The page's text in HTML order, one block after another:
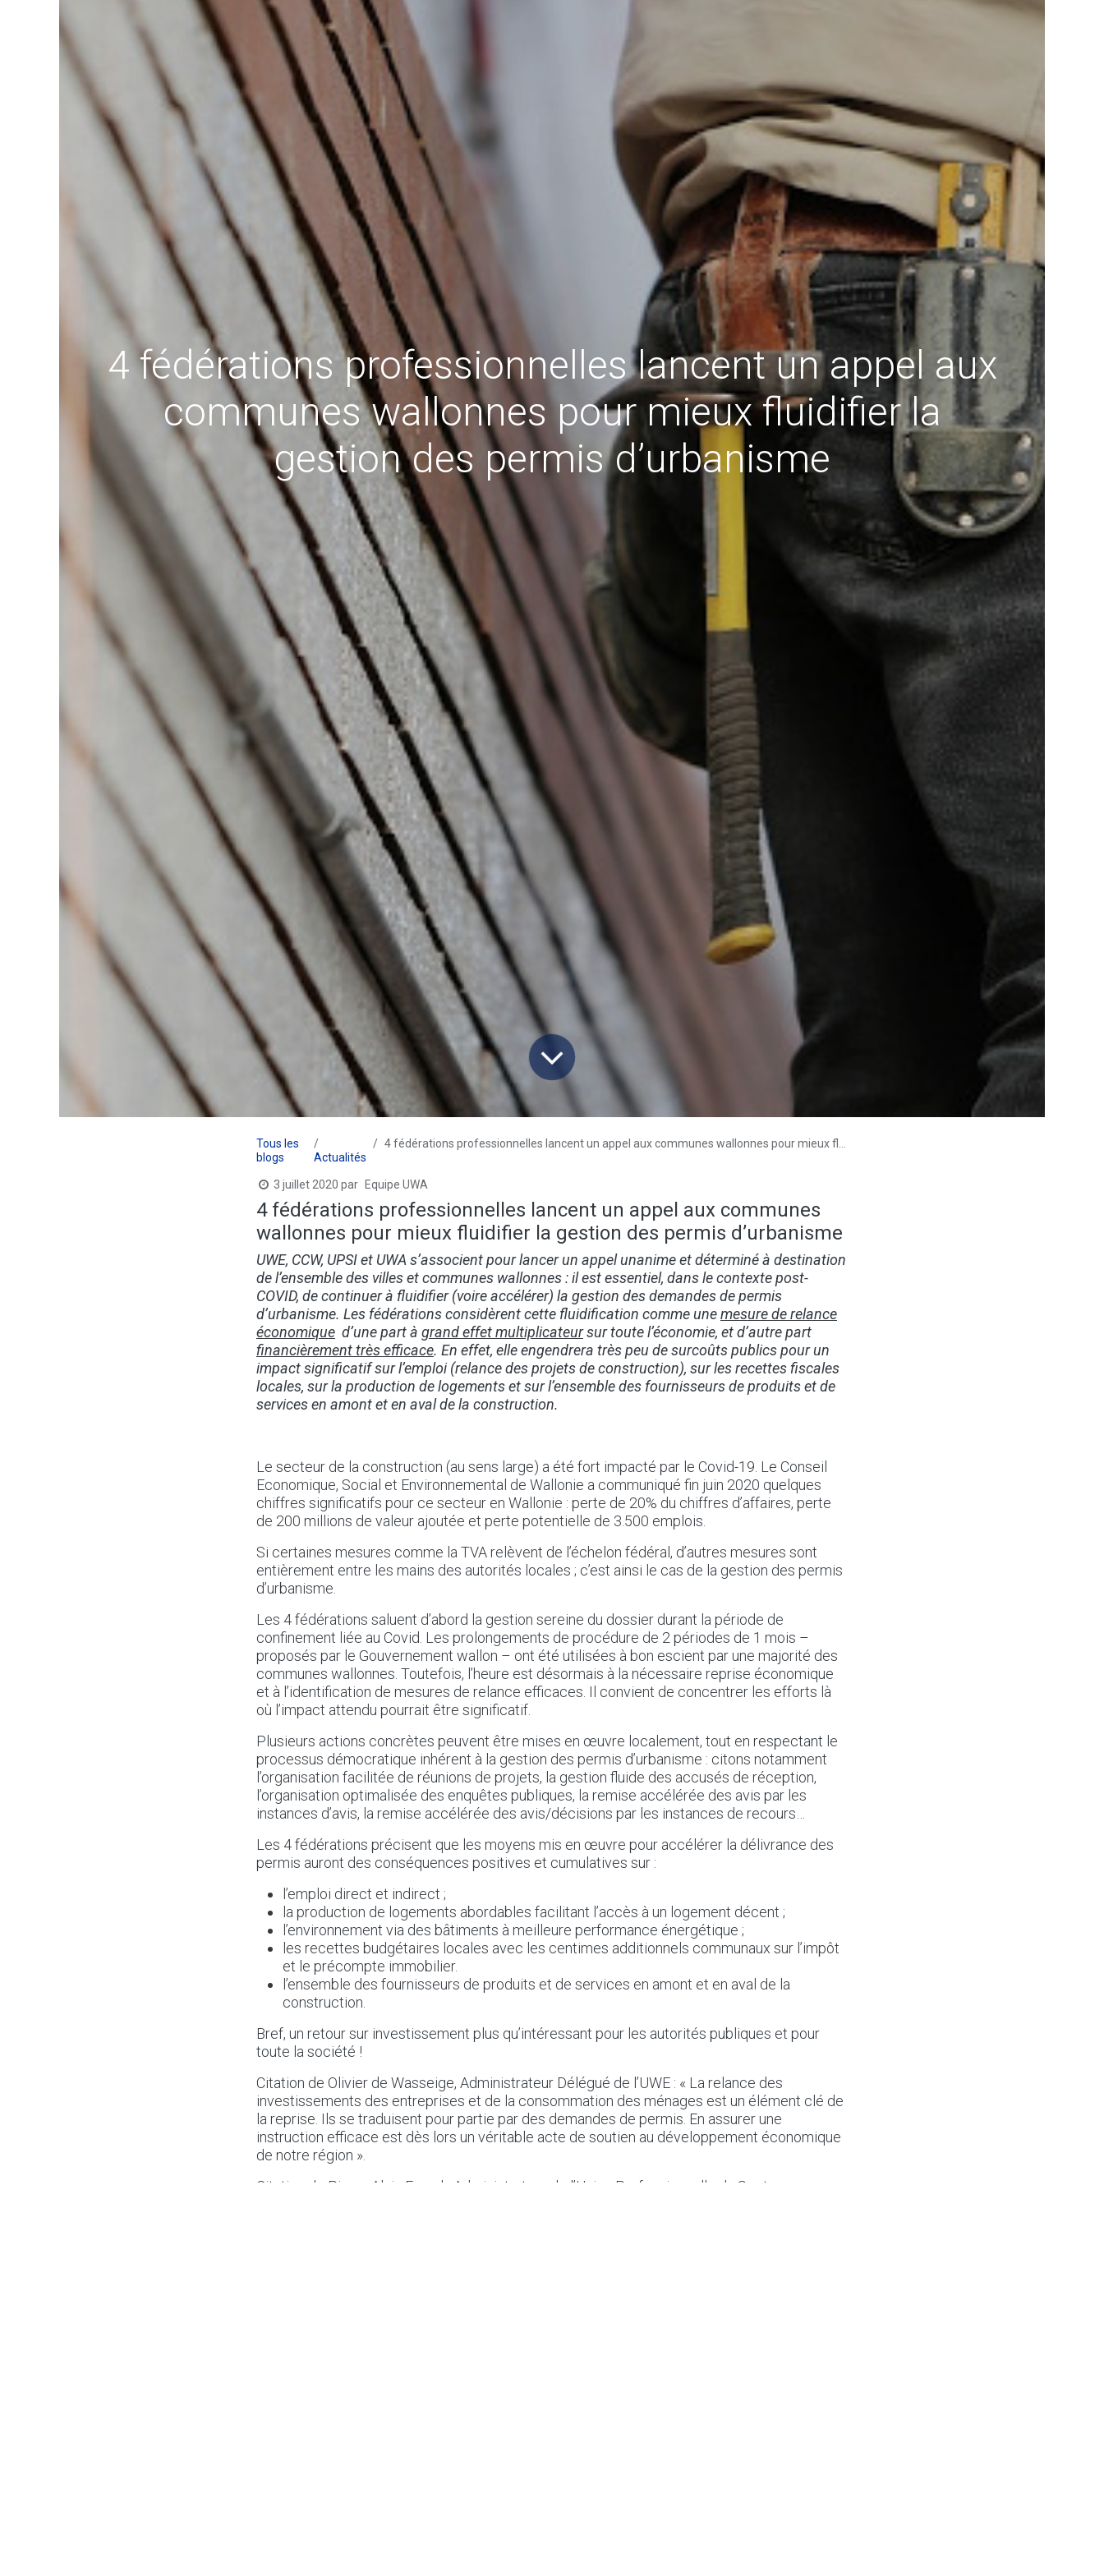
4 fédérations professionnelles lancent un appel aux
communes wallonnes pour mieux fluidifier la
gestion des permis d’urbanisme
Tous les
blogs
Actualités
4 fédérations professionnelles lancent un appel aux communes wallonnes pour mieux fluidifier la gestion des permis d’urbanisme
3 juillet 2020 par Equipe UWA
4 fédérations professionnelles lancent un appel aux communes
wallonnes pour mieux fluidifier la gestion des permis d’urbanisme
UWE, CCW, UPSI et UWA s’associent pour lancer un appel unanime et déterminé à destination
de l’ensemble des villes et communes wallonnes : il est essentiel, dans le contexte post-
COVID, de continuer à fluidifier (voire accélérer) la gestion des demandes de permis
d’urbanisme. Les fédérations considèrent cette fluidification comme unemesure de relance
économique d’une part à grand effet multiplicateursur toute l’économie, et d’autre part
financièrement très efficace. En effet, elle engendrera très peu de surcoûts publics pour un
impact significatif sur l’emploi (relance des projets de construction), sur les recettes fiscales
locales, sur la production de logements et sur l’ensemble des fournisseurs de produits et de
services en amont et en aval de la construction.
Le secteur de la construction (au sens large) a été fort impacté par le Covid-19. Le Conseil
Economique, Social et Environnemental de Wallonie a communiqué fin juin 2020 quelques
chiffres significatifs pour ce secteur en Wallonie : perte de 20% du chiffres d’affaires, perte
de 200 millions de valeur ajoutée et perte potentielle de 3.500 emplois.
Si certaines mesures comme la TVA relèvent de l’échelon fédéral, d’autres mesures sont
entièrement entre les mains des autorités locales ; c’est ainsi le cas de la gestion des permis
d’urbanisme.
Les 4 fédérations saluent d’abord la gestion sereine du dossier durant la période de
confinement liée au Covid. Les prolongements de procédure de 2 périodes de 1 mois –
proposés par le Gouvernement wallon – ont été utilisées à bon escient par une majorité des
communes wallonnes. Toutefois, l’heure est désormais à la nécessaire reprise économique
et à l’identification de mesures de relance efficaces. Il convient de concentrer les efforts là
où l’impact attendu pourrait être significatif.
Plusieurs actions concrètes peuvent être mises en œuvre localement, tout en respectant le
processus démocratique inhérent à la gestion des permis d’urbanisme : citons notamment
l’organisation facilitée de réunions de projets, la gestion fluide des accusés de réception,
l’organisation optimalisée des enquêtes publiques, la remise accélérée des avis par les
instances d’avis, la remise accélérée des avis/décisions par les instances de recours…
Les 4 fédérations précisent que les moyens mis en œuvre pour accélérer la délivrance des
permis auront des conséquences positives et cumulatives sur :
l’emploi direct et indirect ;
la production de logements abordables facilitant l’accès à un logement décent ;
l’environnement via des bâtiments à meilleure performance énergétique ;
les recettes budgétaires locales avec les centimes additionnels communaux sur l’impôt
et le précompte immobilier.
l’ensemble des fournisseurs de produits et de services en amont et en aval de la
construction.
Bref, un retour sur investissement plus qu’intéressant pour les autorités publiques et pour
toute la société !
Citation de Olivier de Wasseige, Administrateur Délégué de l’UWE : « La relance des
investissements des entreprises et de la consommation des ménages est un élément clé de
la reprise. Ils se traduisent pour partie par des demandes de permis. En assurer une
instruction efficace est dès lors un véritable acte de soutien au développement économique
de notre région ».
Citation de Pierre-Alain Franck, Administrateur de l’Union Professionnelle du Secteur